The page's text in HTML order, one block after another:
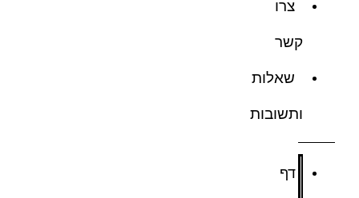
צרו
קשר
שאלות
ותשובות